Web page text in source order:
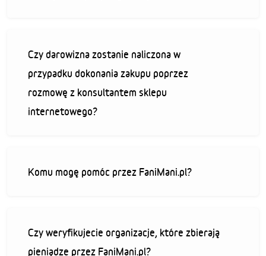
Czy darowizna zostanie naliczona w
przypadku dokonania zakupu poprzez
rozmowę z konsultantem sklepu
internetowego?
Komu mogę pomóc przez FaniMani.pl?
Czy weryfikujecie organizacje, które zbierają
pieniądze przez FaniMani.pl?